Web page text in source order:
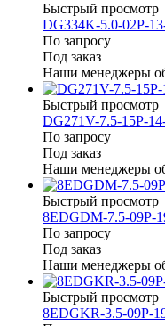
Быстрый просмотр
DG334K-5.0-02P-
По запросу
Под заказ
Наши менеджеры
Быстрый просмотр
DG271V-7.5-15P-
По запросу
Под заказ
Наши менеджеры
Быстрый просмотр
8EDGDM-7.5-09P-
По запросу
Под заказ
Наши менеджеры
Быстрый просмотр
8EDGKR-3.5-09P-